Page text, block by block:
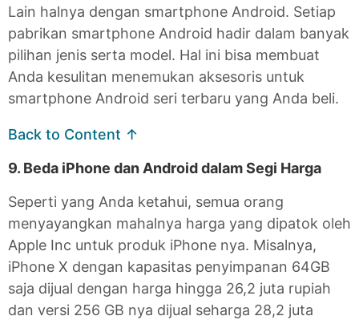
Lain halnya dengan smartphone Android. Setiap
pabrikan smartphone Android hadir dalam banyak
pilihan jenis serta model. Hal ini bisa membuat
Anda kesulitan menemukan aksesoris untuk
smartphone Android seri terbaru yang Anda beli.
Back to Content ↑
9. Beda iPhone dan Android dalam Segi Harga
Seperti yang Anda ketahui, semua orang
menyayangkan mahalnya harga yang dipatok oleh
Apple Inc untuk produk iPhone nya. Misalnya,
iPhone X dengan kapasitas penyimpanan 64GB
saja dijual dengan harga hingga 26,2 juta rupiah
dan versi 256 GB nya dijual seharga 28,2 juta